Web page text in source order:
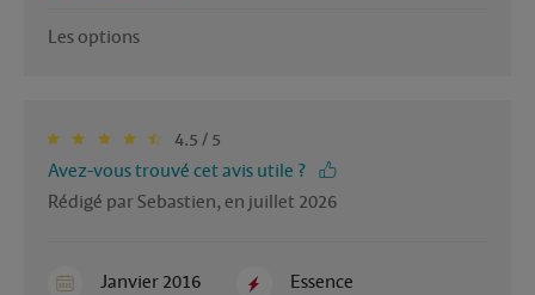
Les options
4.5 / 5
Avez-vous trouvé cet avis utile ?
Rédigé par Sebastien, en juillet 2026
Janvier 2016 Essence